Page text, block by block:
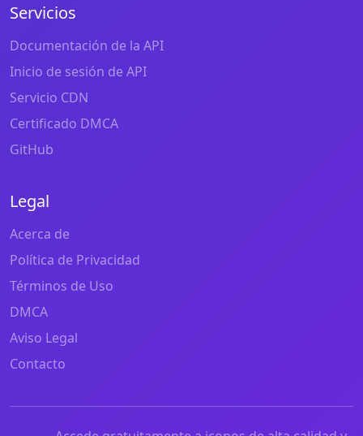
Servicios
Documentación de la API
Inicio de sesión de API
Servicio CDN
Certificado DMCA
GitHub
Legal
Acerca de
Política de Privacidad
Términos de Uso
DMCA
Aviso Legal
Contacto